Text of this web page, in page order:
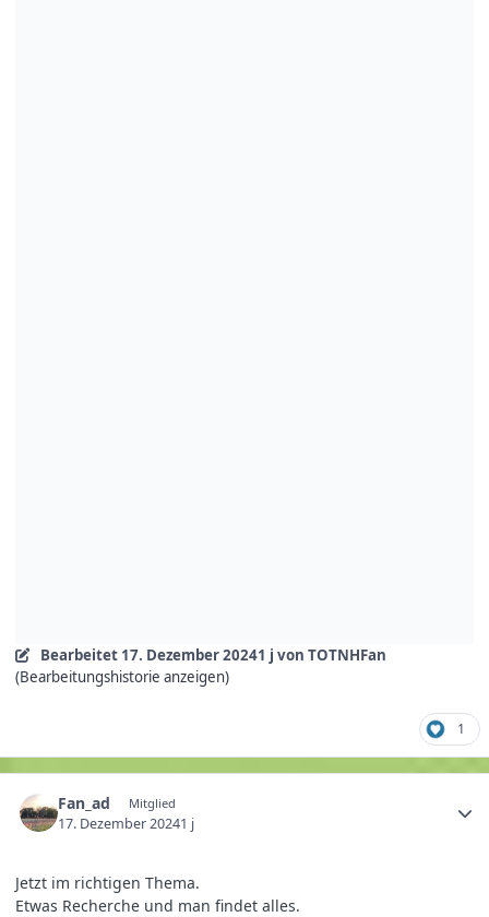
Bearbeitet 17. Dezember 20241 j von TOTNHFan
(Bearbeitungshistorie anzeigen)
1
Fan_ad Mitglied
17. Dezember 20241 j
Jetzt im richtigen Thema.
Etwas Recherche und man findet alles.